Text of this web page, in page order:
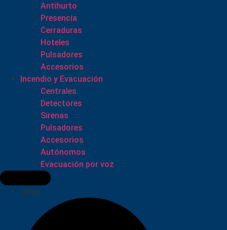
Antihurto
Presencia
Cerraduras
Hoteles
Pulsadores
Accesorios
Incendio y Evacuación
Centrales
Detectores
Sirenas
Pulsadores
Accesorios
Autónomos
Evacuación por voz
Otros